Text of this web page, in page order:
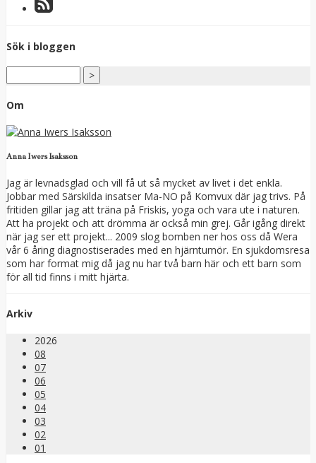
Sök i bloggen
Om
Anna Iwers Isaksson
Jag är levnadsglad och vill få ut så mycket av livet i det enkla.
Jobbar med Särskilda insatser Ma-NO på Komvux där jag trivs. På
fritiden gillar jag att träna på Friskis, yoga och vara ute i naturen.
Att ha projekt och att drömma är också min grej. Går igång direkt
när jag ser ett projekt... 2009 slog bomben ner hos oss då Wera
vår 6 åring diagnostiserades med en hjärntumör. En sjukdomsresa
som har format mig då jag nu har två barn här och ett barn som
för all tid finns i mitt hjärta.
Arkiv
2026
08
07
06
05
04
03
02
01